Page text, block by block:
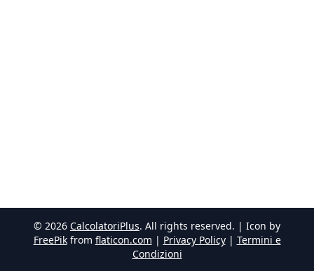
© 2026 CalcolatoriPlus. All rights reserved. | Icon by
FreePik from flaticon.com | Privacy Policy| Termini e
Condizioni